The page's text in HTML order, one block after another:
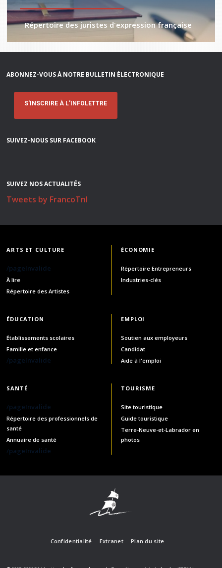
Répertoire des juristes d'expression française
ABONNEZ-VOUS À NOTRE BULLETIN ÉLECTRONIQUE
S'INSCRIRE À L'INFOLETTRE
SUIVEZ-NOUS SUR FACEBOOK
SUIVEZ NOS ACTUALITÉS
Tweets by FrancoTnl
ARTS ET CULTURE
/pageInvalide
À lire
Répertoire des Artistes
ÉCONOMIE
Répertoire Entrepreneurs
Industries-clés
ÉDUCATION
Établissements scolaires
Famille et enfance
/pageInvalide
EMPLOI
Soutien aux employeurs
Candidat
Aide à l'emploi
SANTÉ
/pageInvalide
Répertoire des professionnels de
santé
Annuaire de santé
/pageInvalide
TOURISME
Site touristique
Guide touristique
Terre-Neuve-et-Labrador en
photos
Confidentialité Extranet Plan du site